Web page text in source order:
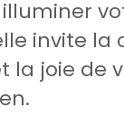
invite la
la joie de